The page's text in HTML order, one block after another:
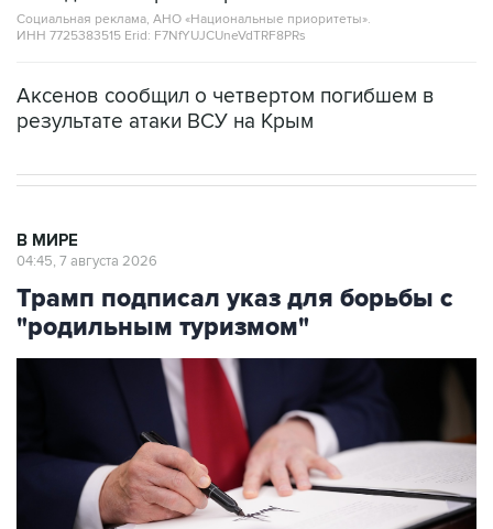
Социальная реклама, АНО «Национальные приоритеты».
ИНН 7725383515 Erid: F7NfYUJCUneVdTRF8PRs
Аксенов сообщил о четвертом погибшем в
результате атаки ВСУ на Крым
В МИРЕ
04:45, 7 августа 2026
Трамп подписал указ для борьбы с
"родильным туризмом"